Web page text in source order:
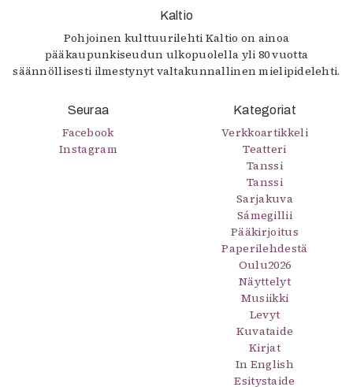
Kaltio
Pohjoinen kulttuurilehti Kaltio on ainoa
pääkaupunkiseudun ulkopuolella yli 80 vuotta
säännöllisesti ilmestynyt valtakunnallinen mielipidelehti.
Seuraa
Facebook
Instagram
Kategoriat
Verkkoartikkeli
Teatteri
Tanssi
Tanssi
Sarjakuva
Sámegillii
Pääkirjoitus
Paperilehdestä
Oulu2026
Näyttelyt
Musiikki
Levyt
Kuvataide
Kirjat
In English
Esitystaide